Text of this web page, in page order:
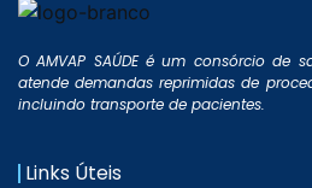
O AMVAP SAÚDE é um consórcio de
atende demandas reprimidas de
incluindo transporte de pacientes.
Links Úteis